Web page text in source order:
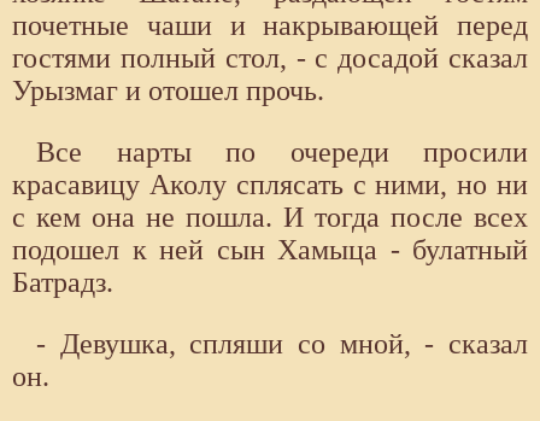
почетные чаши и накрывающей перед
гостями полный стол, - с досадой сказал
Урызмаг и отошел прочь.
Все нарты по очереди просили
красавицу Аколу сплясать с ними, но ни
с кем она не пошла. И тогда после всех
подошел к ней сын Хамыца - булатный
Батрадз.
- Девушка, спляши со мной, - сказал
он.